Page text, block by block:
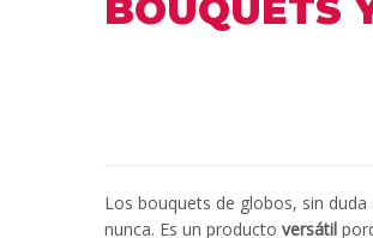
BOUQUETS
Los bouquets de globos, sin duda
nunca. Es un producto versátil